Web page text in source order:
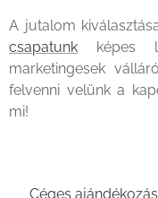
A jutalom
csapatunk képes
marketingesek
felvenni velünk a
mi!
Céges ajándékozás